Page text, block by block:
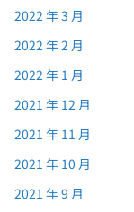
2022 年 3 月
2022 年 2 月
2022 年 1 月
2021 年 12 月
2021 年 11 月
2021 年 10 月
2021 年 9 月